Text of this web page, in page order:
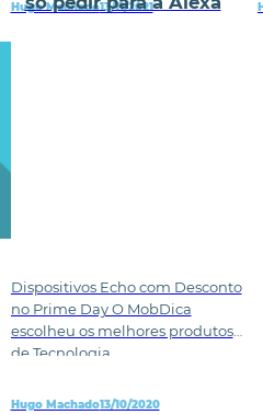
Hugo Machado13/11/2021
Dispositivos Echo com Desconto
no Prime Day O MobDica
escolheu os melhores produtos
de Tecnologia,
Hugo Machado13/10/2020